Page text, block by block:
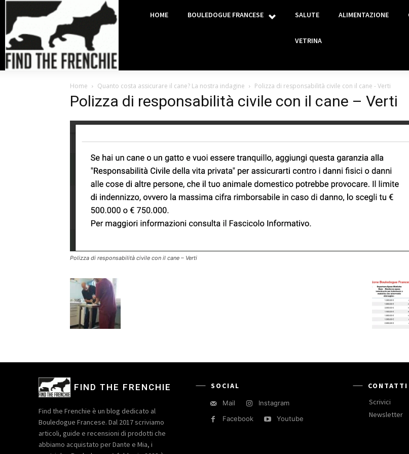
HOME BOULEDOGUE FRANCESE SALUTE ALIMENTAZIONE
VETRINA
Home Quanto costa assicurare il cane? La nostra indagine Polizza di responsabilità civile con il cane - Verti
Polizza di responsabilità civile con il cane – Verti
Polizza di responsabilità civile con il cane – Verti
FIND THE FRENCHIE
Find the Frenchie è un blog dedicato al
Bouledogue Francese. Dal 2017 scriviamo
articoli, guide e recensioni di prodotti che
abbiamo acquistato per Dante e Mia, i
SOCIAL
Mail
Instagram
Facebook
Youtube
CONTATTI
Scrivici
Newsletter